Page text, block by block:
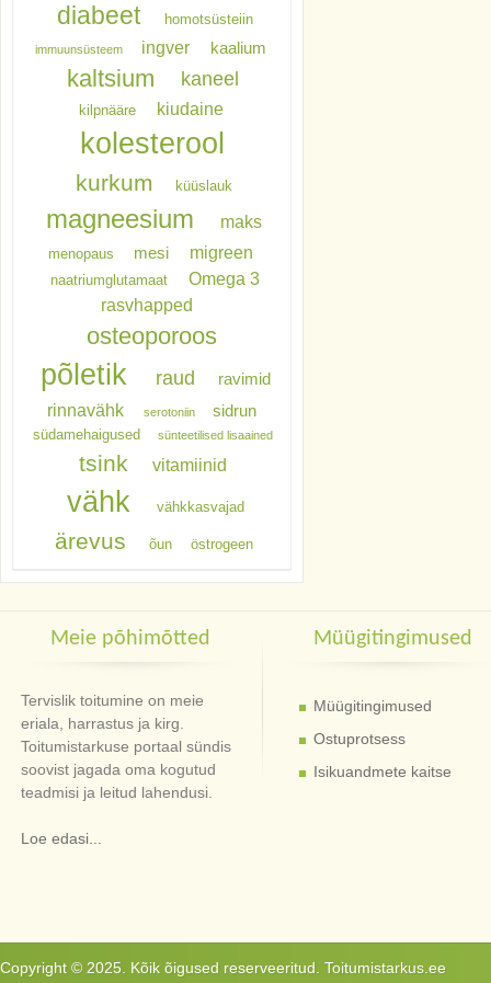
diabeet homotsüsteiin
immuunsüsteem ingver kaalium
kaltsium kaneel
kilpnääre kiudaine
kolesterool
kurkum küüslauk
magneesium maks
menopaus mesi migreen
naatriumglutamaat
Omega 3
rasvhapped
osteoporoos
põletik raud ravimid
rinnavähk serotoniin sidrun
südamehaigused sünteetilised lisaained
tsink vitamiinid
vähk vähkkasvajad
ärevus õun östrogeen
Meie põhimõtted
Tervislik toitumine on meie
eriala, harrastus ja kirg.
Toitumistarkuse portaal sündis
soovist jagada oma kogutud
teadmisi ja leitud lahendusi.
Loe edasi...
Müügitingimused
Müügitingimused
Ostuprotsess
Isikuandmete kaitse
Copyright © 2025. Kõik õigused reserveeritud. Toitumistarkus.ee